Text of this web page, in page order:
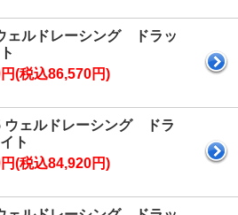
ェルドレーシング ドラッ
(税込86,570円)
ウェルドレーシング ドラ
ト
(税込84,920円)